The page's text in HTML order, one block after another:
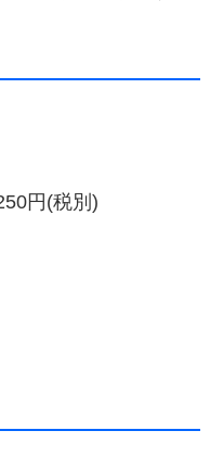
円(税別)